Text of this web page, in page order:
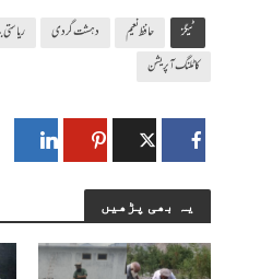
ٹیگز حافظ نعیم دہشت گردی ریاستی
کاٹلنگ آپریشن
یہ بھی پڑھیں